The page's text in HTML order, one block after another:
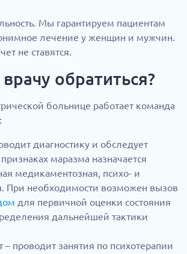
Мы гарантируем пациентам
лечение у женщин и мужчин.
не ставятся.
обратиться?
больнице работает команда
диагностику и обследует
маразма назначается
медикаментозная, психо- и
При необходимости возможен вызов
для первичной оценки состояния
дальнейшей тактики
– проводит занятия по психотерапии